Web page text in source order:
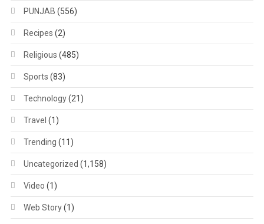
PUNJAB (556)
Recipes (2)
Religious (485)
Sports (83)
Technology(21)
Travel (1)
Trending (11)
Uncategorized (1,158)
Video (1)
Web Story(1)